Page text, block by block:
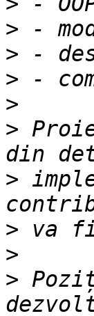
>
>
>
>
>
>
>
>
>